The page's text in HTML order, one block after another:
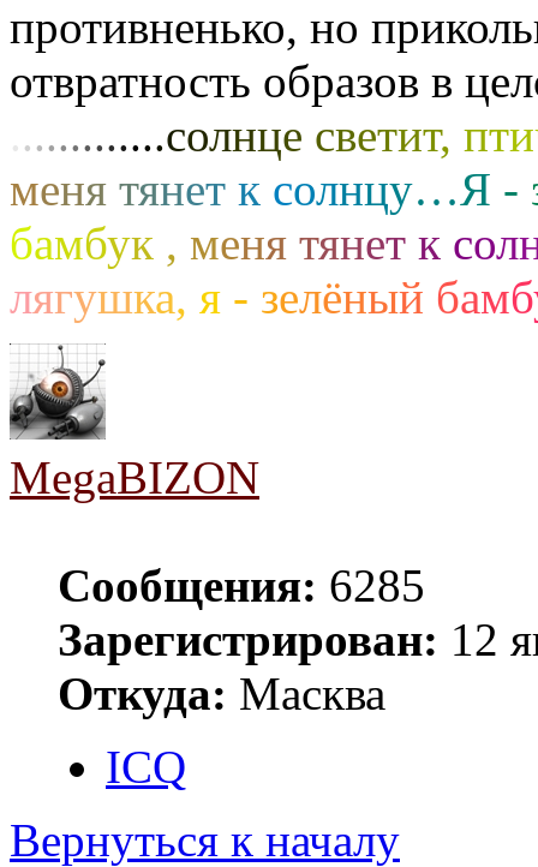
противненько, но
отвратность образов в
............солнце светит, пти
меня тянет к солнцу…Я -
бамбук , меня тянет к сол
лягушка, я - зелёный бамб
MegaBIZON
Сообщения: 6285
Зарегистрирован: 12
Откуда: Масква
ICQ
Вернуться к началу